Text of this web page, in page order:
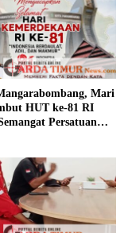
Mari
HUT ke-81 RI
Persatuan